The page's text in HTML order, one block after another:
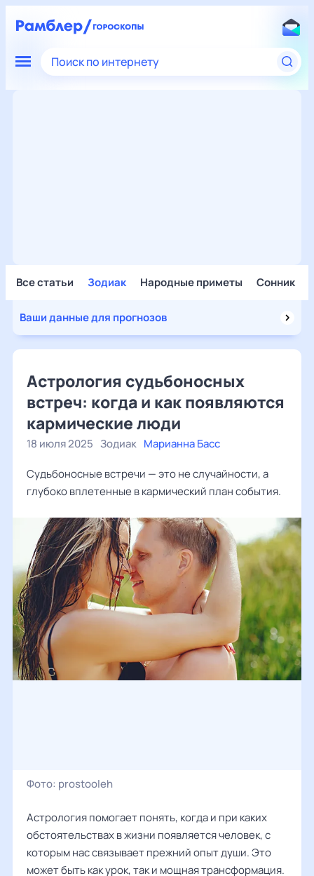
Поиск по интернету
Все статьи Зодиак Народные приметы Сонник
Ваши данные для прогнозов
Астрология судьбоносных
встреч: когда и как появляются
кармические люди
18 июля 2025 Зодиак Марианна Басс
Судьбоносные встречи — это не случайности, а
глубоко вплетенные в кармический план события.
Фото: prostooleh
Астрология помогает понять, когда и при каких
обстоятельствах в жизни появляется человек, с
которым нас связывает прежний опыт души. Это
может быть как урок, так и мощная трансформация.